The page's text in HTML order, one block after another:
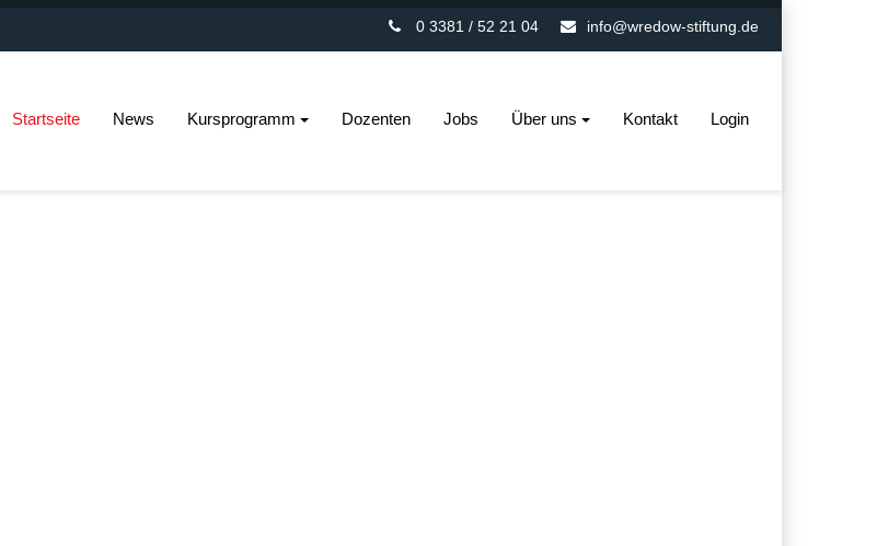
0 3381 / 52 21 04 info@wredow-stiftung.de
Startseite News Kursprogramm Dozenten Jobs Über uns Kontakt Login